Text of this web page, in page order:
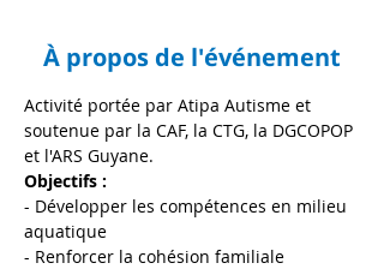
À propos de l'événement
Activité portée par Atipa Autisme et
soutenue par la CAF, la CTG, la DGCOPOP
et l'ARS Guyane.
Objectifs :
- Développer les compétences en milieu
aquatique
- Renforcer la cohésion familiale